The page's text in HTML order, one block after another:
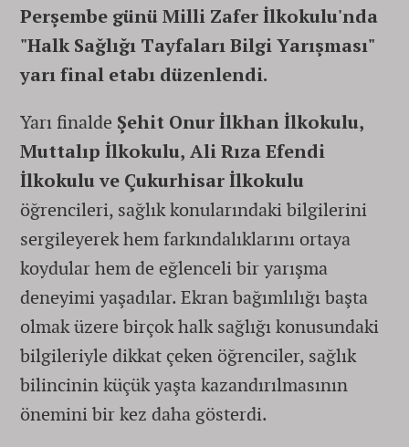
Perşembe günü Milli Zafer İlkokulu'nda
"Halk Sağlığı Tayfaları Bilgi Yarışması"
yarı final etabı düzenlendi.
Yarı finalde Şehit Onur İlkhan İlkokulu,
Muttalıp İlkokulu, Ali Rıza Efendi
İlkokulu ve Çukurhisar İlkokulu
öğrencileri, sağlık konularındaki bilgilerini
sergileyerek hem farkındalıklarını ortaya
koydular hem de eğlenceli bir yarışma
deneyimi yaşadılar. Ekran bağımlılığı başta
olmak üzere birçok halk sağlığı konusundaki
bilgileriyle dikkat çeken öğrenciler, sağlık
bilincinin küçük yaşta kazandırılmasının
önemini bir kez daha gösterdi.